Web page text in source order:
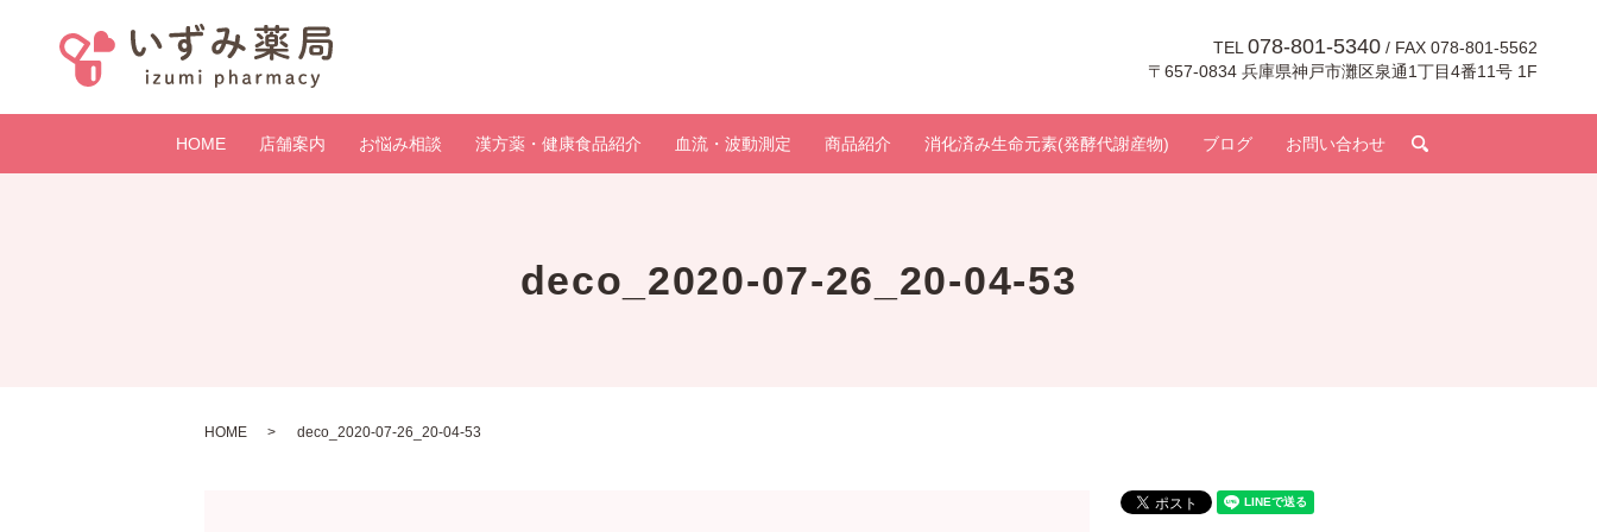
TEL 078-801-5340 / FAX 078-801-5562
〒657-0834 兵庫県神戸市灘区泉通1丁目4番11号 1F
HOME 店舗案内 お悩み相談 漢方薬・健康食品紹介 血流・波動測定 商品紹介 消化済み生命元素(発酵代謝産物) ブログ お問い合わせ
deco_2020-07-26_20-04-53
HOME deco_2020-07-26_20-04-53